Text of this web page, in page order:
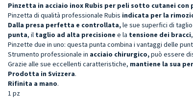
Pinzetta in acciaio inox Rubis per peli sotto cutanei con
Pinzetta di qualità professionale Rubis indicata per la
Dalla presa perfetta e controllata,le sue superfici di
punta, il taglio ad alta precisione e la tensione dei bracci
Pinzette due in uno: questa punta combina i vantaggi delle
Strumento professionale in acciaio chirurgico,può essere
Grazie alle sue eccellenti caratteristiche, mantiene la sua
Prodotta in Svizzera.
Rifinita a mano.
1 pz